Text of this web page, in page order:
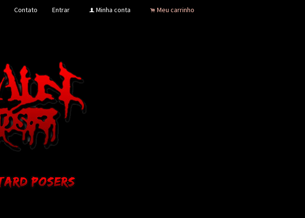
Contato Entrar f Minha conta . Meu carrinho